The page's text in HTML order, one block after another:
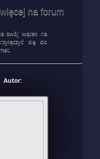
na forum
swój wątek na
się do
Autor: